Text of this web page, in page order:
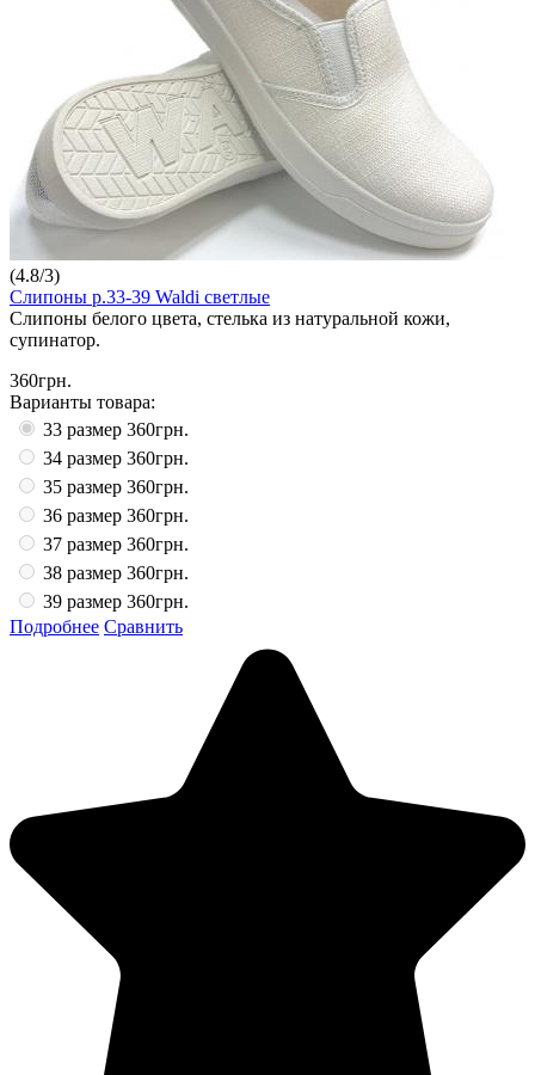
(4.8/3)
Слипоны р.33-39 Waldi светлые
Слипоны белого цвета, стелька из натуральной кожи,
супинатор.
360грн.
Варианты товара:
33 размер 360грн.
34 размер 360грн.
35 размер 360грн.
36 размер 360грн.
37 размер 360грн.
38 размер 360грн.
39 размер 360грн.
Подробнее Сравнить